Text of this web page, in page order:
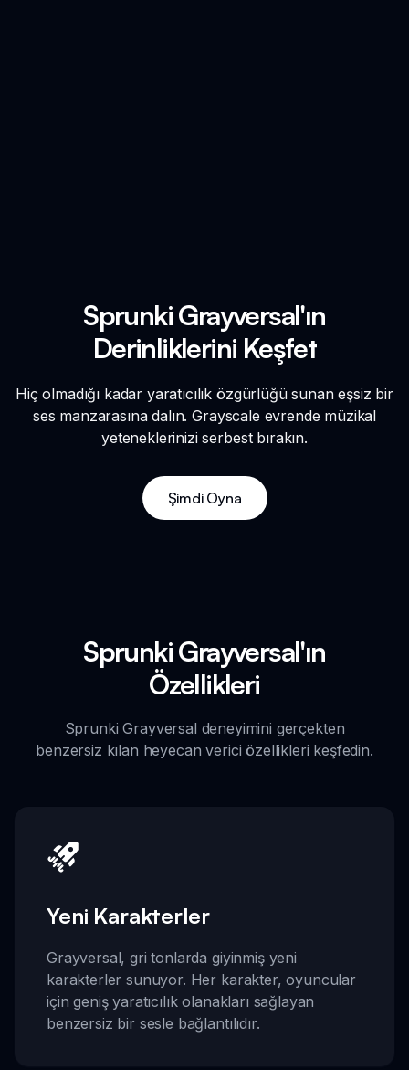
Sprunki Grayversal'ın
Derinliklerini Keşfet
Hiç olmadığı kadar yaratıcılık özgürlüğü sunan eşsiz bir
ses manzarasına dalın. Grayscale evrende müzikal
yeteneklerinizi serbest bırakın.
Şimdi Oyna
Sprunki Grayversal'ın
Özellikleri
Sprunki Grayversal deneyimini gerçekten
benzersiz kılan heyecan verici özellikleri keşfedin.
Yeni Karakterler
Grayversal, gri tonlarda giyinmiş yeni
karakterler sunuyor. Her karakter, oyuncular
için geniş yaratıcılık olanakları sağlayan
benzersiz bir sesle bağlantılıdır.